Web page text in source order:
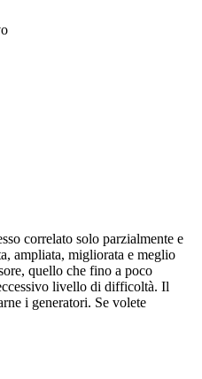
correlato solo parzialmente e
ampliata, migliorata e meglio
quello che fino a poco
livello di difficoltà. Il
i generatori. Se volete